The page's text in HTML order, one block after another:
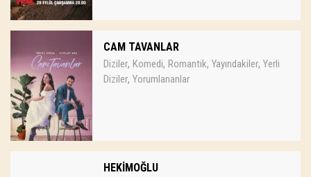
CAM TAVANLAR
Diziler, Komedi, Romantik, Yayındakiler, Yerli
Diziler, Yorumlananlar
HEKİMOĞLU